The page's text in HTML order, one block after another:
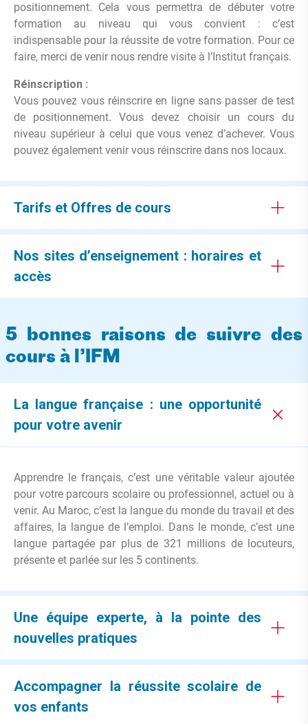
positionnement. Cela vous permettra de débuter votre
formation au niveau qui vous convient : c’est
indispensable pour la réussite de votre formation. Pour ce
faire, merci de venir nous rendre visite à l’Institut français.
Réinscription :
Vous pouvez vous réinscrire en ligne sans passer de test
de positionnement. Vous devez choisir un cours du
niveau supérieur à celui que vous venez d’achever. Vous
pouvez également venir vous réinscrire dans nos locaux.
Tarifs et Offres de cours
Nos sites d’enseignement : horaires et
accès
5 bonnes raisons de suivre des
cours à l’IFM
La langue française : une opportunité
pour votre avenir
Apprendre le français, c’est une véritable valeur ajoutée
pour votre parcours scolaire ou professionnel, actuel ou à
venir. Au Maroc, c’est la langue du monde du travail et des
affaires, la langue de l’emploi. Dans le monde, c’est une
langue partagée par plus de 321 millions de locuteurs,
présente et parlée sur les 5 continents.
Une équipe experte, à la pointe des
nouvelles pratiques
Accompagner la réussite scolaire de
vos enfants